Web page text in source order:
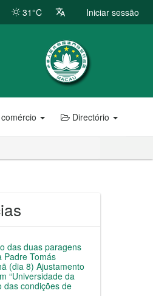
31°C Iniciar sessão
Directório
das duas paragens
Padre Tomás
(dia 8) Ajustamento
“Universidade da
das condições de